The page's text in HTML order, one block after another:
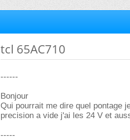
tcl 65AC710
------
Bonjour
Qui pourrait me dire quel pontage
precision a vide j'ai les 24 V et
-----